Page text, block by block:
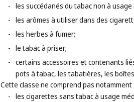
- les succédanés du tabac non à usage
- les arômes à utiliser dans des
- les herbes à fumer;
- le tabac à priser;
- certains accessoires et contenants
pots à tabac, les tabatières, les
Cette classe ne comprend pas notamment :
- les cigarettes sans tabac à usage